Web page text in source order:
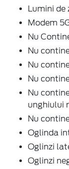
Lumini de
Modem
Nu
Nu
Nu
Nu
Nu
unghiului
Nu
Oglinda
Oglinzi
Oglinzi